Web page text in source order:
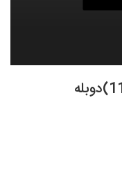
انیمیشن ماجراهای داک(ف2-ق11)دوبله